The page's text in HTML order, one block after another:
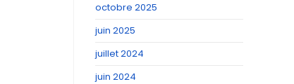
octobre 2025
juin 2025
juillet 2024
juin 2024